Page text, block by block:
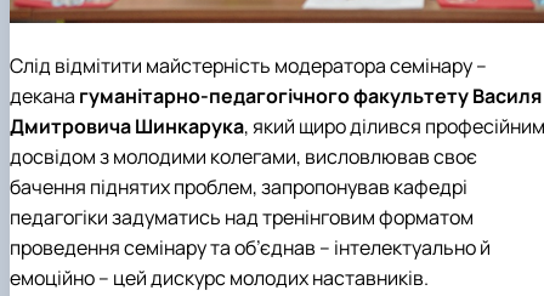
Слід відмітити майстерність модератора семінару –
декана гуманітарно-педагогічного факультетуВасиля
Дмитровича Шинкарука, який щиро ділився професійним
досвідом з молодими колегами, висловлював своє
бачення піднятих проблем, запропонував кафедрі
педагогіки задуматись над тренінговим форматом
проведення семінару та об’єднав – інтелектуально й
емоційно – цей дискурс молодих наставників.